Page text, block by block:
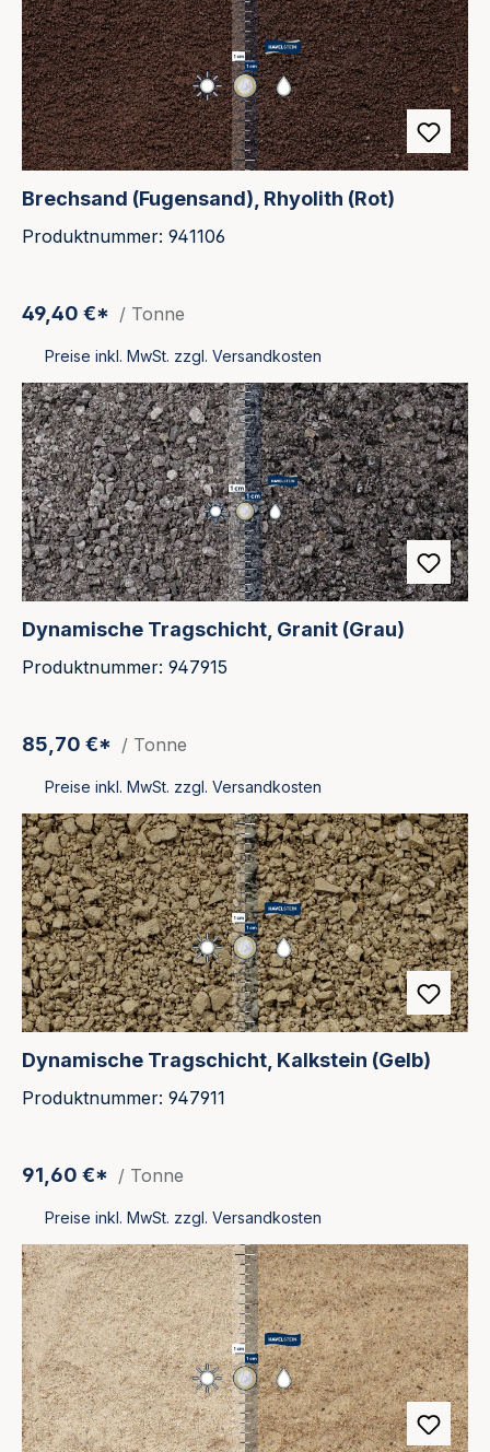
Brechsand (Fugensand), Rhyolith (Rot)
Produktnummer: 941106
49,40 €* / Tonne
Preise inkl. MwSt. zzgl. Versandkosten
Dynamische Tragschicht, Granit (Grau)
Produktnummer: 947915
85,70 €* / Tonne
Preise inkl. MwSt. zzgl. Versandkosten
Dynamische Tragschicht, Kalkstein (Gelb)
Produktnummer: 947911
91,60 €* / Tonne
Preise inkl. MwSt. zzgl. Versandkosten